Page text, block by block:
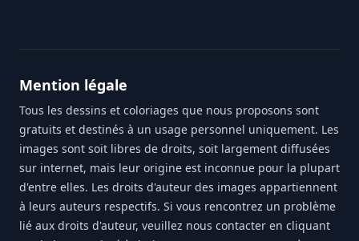
Mention légale
Tous les dessins et coloriages que nous proposons sont
gratuits et destinés à un usage personnel uniquement. Les
images sont soit libres de droits, soit largement diffusées
sur internet, mais leur origine est inconnue pour la plupart
d'entre elles. Les droits d'auteur des images appartiennent
à leurs auteurs respectifs. Si vous rencontrez un problème
lié aux droits d'auteur, veuillez nous contacter en cliquant